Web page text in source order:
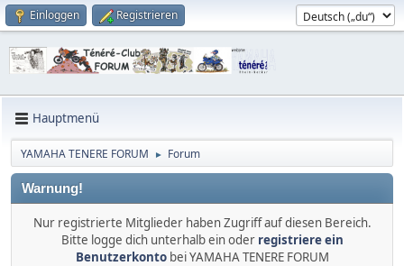
Einloggen Registrieren
Hauptmenü
YAMAHA TENERE FORUM ► Forum
Warnung!
Nur registrierte Mitglieder haben Zugriff auf diesen Bereich.
Bitte logge dich unterhalb ein oder registriere ein
Benutzerkontobei YAMAHA TENERE FORUM